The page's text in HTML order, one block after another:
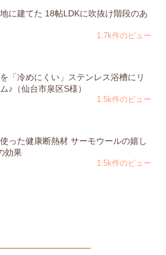
に建てた 18帖LDKに吹抜け階段のあ
1.7k件のビュー
「冷めにくい」ステンレス浴槽にリ
♪（仙台市泉区S様）
1.5k件のビュー
った健康断熱材 サーモウールの嬉し
効果
1.5k件のビュー